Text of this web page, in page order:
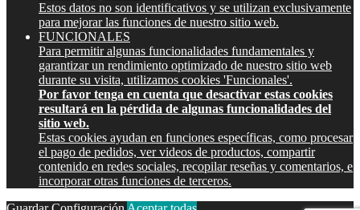
Estos datos no son identificativos y se utilizan exclusivamente
para mejorar las funciones de nuestro sitio web.
FUNCIONALES
Para permitir algunas funcionalidades fundamentales y
garantizar un rendimiento optimizado de nuestro sitio web
durante su visita, utilizamos cookies 'Funcionales'.
Por favor tenga en cuenta que desactivar estas cookies
resultará en la pérdida de algunas funcionalidades del
sitio web.
Estas cookies ayudan en funciones específicas, como procesar
el pago de pedidos, ver videos de productos, compartir
contenido en redes sociales, recopilar reseñas y comentarios, e
incorporar otras funciones de terceros.